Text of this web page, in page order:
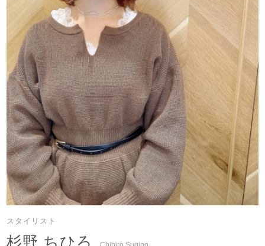
スタイリスト
杉野 ちひろ